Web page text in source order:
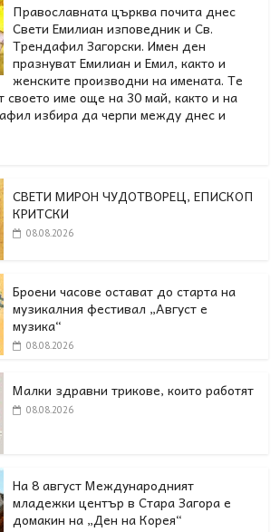
Православната църква почита днес
Свети Емилиан изповедник и Св.
Трендафил Загорски. Имен ден
празнуват Емилиан и Емил, както и
женските производни на имената. Те
своето име още на 30 май, както и на
избира да черпи между днес и
СВЕТИ МИРОН ЧУДОТВОРЕЦ, ЕПИСКОП
КРИТСКИ
08.08.2026
Броени часове остават до старта на
музикалния фестивал „Август е
музика“
08.08.2026
Малки здравни трикове, които работят
08.08.2026
На 8 август Международният
младежки център в Стара Загора е
домакин на „Ден на Корея“